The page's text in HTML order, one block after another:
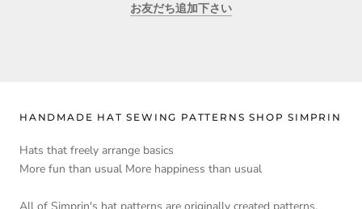
お友だち追加下さい
HANDMADE HAT SEWING PATTERNS SHOP SIMPRIN
Hats that freely arrange basics
More fun than usual More happiness than usual
All of Simprin's hat patterns are originally created patterns.